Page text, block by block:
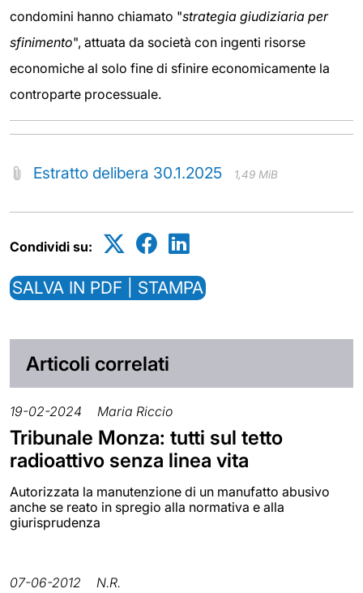
condomini hanno chiamato "strategia giudiziaria per
sfinimento", attuata da società con ingenti risorse
economiche al solo fine di sfinire economicamente la
controparte processuale.
Estratto delibera 30.1.2025 1,49 MiB
Condividi su:
SALVA IN PDF | STAMPA
Articoli correlati
19-02-2024 Maria Riccio
Tribunale Monza: tutti sul tetto
radioattivo senza linea vita
Autorizzata la manutenzione di un manufatto abusivo
anche se reato in spregio alla normativa e alla
giurisprudenza
07-06-2012 N.R.